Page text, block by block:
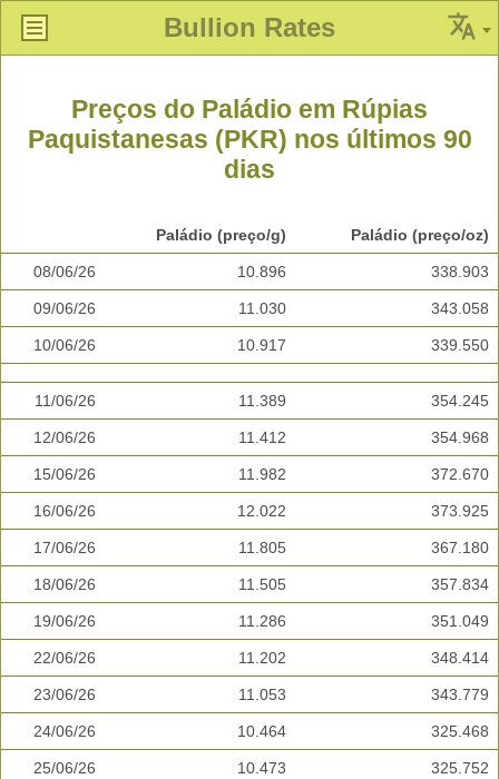
Bullion Rates
Preços do Paládio em Rúpias
Paquistanesas (PKR) nos últimos 90
dias
Paládio (preço/g) Paládio (preço/oz)
08/06/26 10.896 338.903
09/06/26 11.030 343.058
10/06/26 10.917 339.550
11/06/26 11.389 354.245
12/06/26 11.412 354.968
15/06/26 11.982 372.670
16/06/26 12.022 373.925
17/06/26 11.805 367.180
18/06/26 11.505 357.834
19/06/26 11.286 351.049
22/06/26 11.202 348.414
23/06/26 11.053 343.779
24/06/26 10.464 325.468
25/06/26 10.473 325.752